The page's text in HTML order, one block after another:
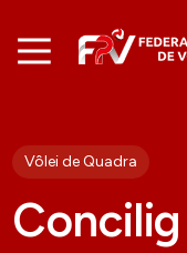
Vôlei de Quadra